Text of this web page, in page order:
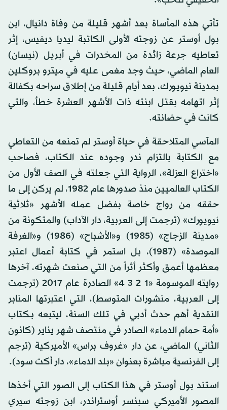
تأتي هذه المأساة بعد أشهر قليلة من وفاة دانيال، ابن
بول أوستر عن زوجته الأولى الكاتبة ليديا ديفيس، إثر
تعاطيه جرعة زائدة من المخدرات في أبريل (نيسان)
العام الماضي، حيث وجد مغمى عليه في ميترو بروكلين
بمدينة نيويورك، بعد أيام قليلة من إطلاق سراحه بكفالة
إثر اتهامه بقتل ابنته ذات الأشهر العشرة خطأ، والتي
كانت في حضانته.
المآسي المتلاحقة في حياة أوستر لم تمنعه من التعاطي
مع الكتابة بالتزام ندر وجوده عند الكتاب، فصاحب
«اختراع العزلة»، الرواية التي جعلته في الصف الأول من
الكتاب العالميين منذ صدورها عام 1982، لم يركن إلى ما
حققه من رواج خاصة بفضل عمله الأشهر «ثلاثية
نيويورك» (ترجمت إلى العربية، دار الآداب) والمتكونة من
«مدينة الزجاج» (1985) و«الأشباح» (1986) و«الغرفة
الموصدة» (1987)، بل استمر في كتابة أعمال اعتبر
معظمها أعمق وأكثر أثراً من التي صنعت شهرته، آخرها
روايته الموسومة «1 2 3 4» الصادرة عام 2017 (ترجمت
إلى العربية، منشورات المتوسط)، التي اعتبرتها المنابر
النقدية أهم حدث أدبي في تلك السنة، ليتبعه بـكتاب
«أمة حمام الدماء» الصادر في منتصف شهر يناير (كانون
الثاني) الماضي، عن دار «غروف براس» الأميركية (ترجم
إلى الفرنسية مباشرة بعنوان «بلد الدماء»، دار أكت سود).
استند بول أوستر في هذا الكتاب إلى الصور التي أخذها
المصور الأميركي سبنسر أوستراندر، ابن زوجته سيري